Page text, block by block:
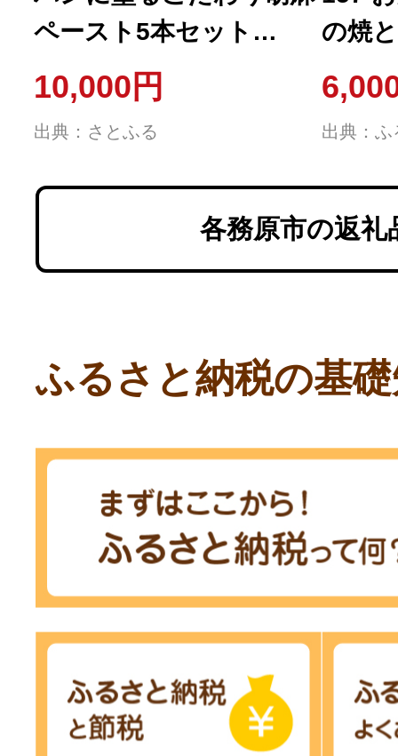
ペースト5本セット
【43】
10,000円
出典：さとふる
の焼
セット
出典：ふ
各務原市の返礼
ふるさと納税の基